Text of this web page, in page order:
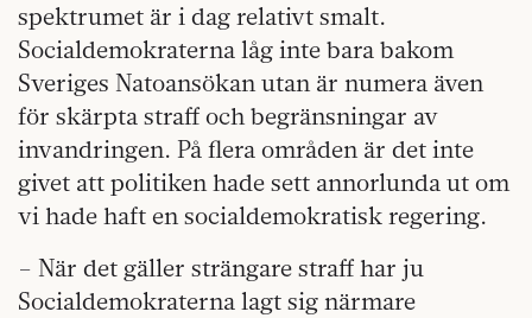
spektrumet är i dag relativt smalt.
Socialdemokraterna låg inte bara bakom
Sveriges Natoansökan utan är numera även
för skärpta straff och begränsningar av
invandringen. På flera områden är det inte
givet att politiken hade sett annorlunda ut om
vi hade haft en socialdemokratisk regering.
– När det gäller strängare straff har ju
Socialdemokraterna lagt sig närmare